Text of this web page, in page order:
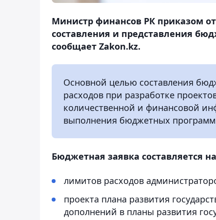
Министр финансов РК приказом
составления и представления
сообщает Zakon.kz.
Основной целью составления
расходов при разработке
количественной и финансовой
выполнения бюджетных
Бюджетная заявка составляется
лимитов расходов
проекта плана развития
дополнений в планы развития